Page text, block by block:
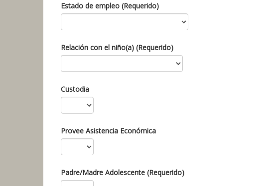
Estado de empleo (Requerido)
Relación con el niño(a) (Requerido)
Custodia
Provee Asistencia Económica
Padre/Madre Adolescente (Requerido)